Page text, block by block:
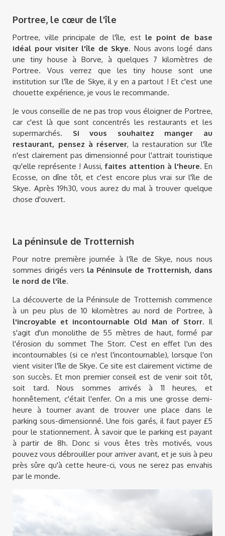
Portree, le cœur de l'île
Portree, ville principale de l'île, est le point de base
idéal pour visiter l'île de Skye. Nous avons logé dans
une tiny house à Borve, à quelques 7 kilomètres de
Portree. Vous verrez que les tiny house sont une
institution sur l'île de Skye, il y en a partout ! Et c'est une
chouette expérience, je vous le recommande.
Je vous conseille de ne pas trop vous éloigner de Portree,
car c'est là que sont concentrés les restaurants et les
supermarchés. Si vous souhaitez manger au
restaurant, pensez à réserver, la restauration sur l'île
n'est clairement pas dimensionné pour l'attrait touristique
qu'elle représente ! Aussi,faites attention à l'heure. En
Ecosse, on dîne tôt, et c'est encore plus vrai sur l'île de
Skye. Après 19h30, vous aurez du mal à trouver quelque
chose d'ouvert.
La péninsule de Trotternish
Pour notre première journée à l'île de Skye, nous nous
sommes dirigés vers la Péninsule de Trotternish, dans
le nord de l'île.
La découverte de la Péninsule de Trotternish commence
à un peu plus de 10 kilomètres au nord de Portree, à
l'incroyable et incontournable Old Man of Storr. Il
s'agit d'un monolithe de 55 mètres de haut, formé par
l'érosion du sommet The Storr. C'est en effet l'un des
incontournables (si ce n'est l'incontournable), lorsque l'on
vient visiter l'île de Skye. Ce site est clairement victime de
son succès. Et mon premier conseil est de venir soit tôt,
soit tard. Nous sommes arrivés à 11 heures, et
honnêtement, c'était l'enfer. On a mis une grosse demi-
heure à tourner avant de trouver une place dans le
parking sous-dimensionné. Une fois garés, il faut payer £5
pour le stationnement. À savoir que le parking est payant
à partir de 8h. Donc si vous êtes très motivés, vous
pouvez vous débrouiller pour arriver avant, et je suis à peu
près sûre qu'à cette heure-ci, vous ne serez pas envahis
par le monde.